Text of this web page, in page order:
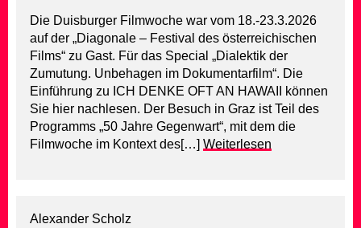
Die Duisburger Filmwoche war vom 18.-23.3.2026
auf der „Diagonale – Festival des österreichischen
Films“ zu Gast. Für das Special „Dialektik der
Zumutung. Unbehagen im Dokumentarfilm“. Die
Einführung zu ICH DENKE OFT AN HAWAII können
Sie hier nachlesen. Der Besuch in Graz ist Teil des
Programms „50 Jahre Gegenwart“, mit dem die
Filmwoche im Kontext des[…] Weiterlesen
Alexander Scholz